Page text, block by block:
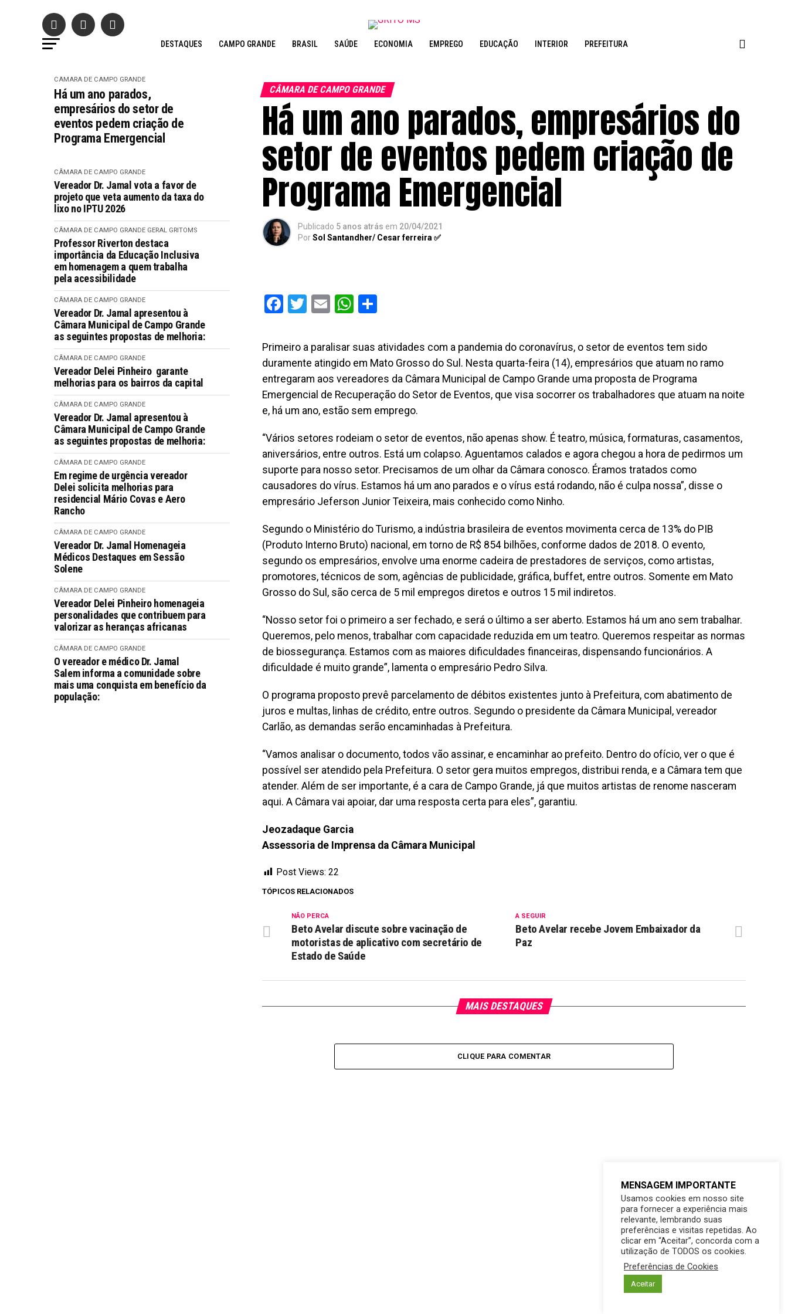
DESTAQUES CAMPO GRANDE BRASIL SAÚDE ECONOMIA EMPREGO EDUCAÇÃO INTERIOR PREFEITURA
CÂMARA DE CAMPO GRANDE
Há um ano parados,
empresários do setor de
eventos pedem criação de
Programa Emergencial
CÂMARA DE CAMPO GRANDE
Vereador Dr. Jamal vota a favor de
projeto que veta aumento da taxa do
lixo no IPTU 2026
CÂMARA DE CAMPO GRANDE GERAL GRITOMS
Professor Riverton destaca
importância da Educação Inclusiva
em homenagem a quem trabalha
pela acessibilidade
CÂMARA DE CAMPO GRANDE
Vereador Dr. Jamal apresentou à
Câmara Municipal de Campo Grande
as seguintes propostas de melhoria:
CÂMARA DE CAMPO GRANDE
Vereador Delei Pinheiro garante
melhorias para os bairros da capital
CÂMARA DE CAMPO GRANDE
Vereador Dr. Jamal apresentou à
Câmara Municipal de Campo Grande
as seguintes propostas de melhoria:
CÂMARA DE CAMPO GRANDE
Em regime de urgência vereador
Delei solicita melhorias para
residencial Mário Covas e Aero
Rancho
CÂMARA DE CAMPO GRANDE
Vereador Dr. Jamal Homenageia
Médicos Destaques em Sessão
Solene
CÂMARA DE CAMPO GRANDE
Vereador Delei Pinheiro homenageia
personalidades que contribuem para
valorizar as heranças africanas
CÂMARA DE CAMPO GRANDE
O vereador e médico Dr. Jamal
Salem informa a comunidade sobre
mais uma conquista em benefício da
população:
CÂMARA DE CAMPO GRANDE
Há um ano parados, empresários do
setor de eventos pedem criação de
Programa Emergencial
Publicado 5 anos atrás em 20/04/2021
PorSol Santandher/ Cesar ferreira ✅
Facebook
Twitter
EmailWhatsApp
Primeiro a paralisar suas atividades com a pandemia do coronavírus, o setor de eventos tem sido
duramente atingido em Mato Grosso do Sul. Nesta quarta-feira (14), empresários que atuam no ramo
entregaram aos vereadores da Câmara Municipal de Campo Grande uma proposta de Programa
Emergencial de Recuperação do Setor de Eventos, que visa socorrer os trabalhadores que atuam na noite
e, há um ano, estão sem emprego.
“Vários setores rodeiam o setor de eventos, não apenas show. É teatro, música, formaturas, casamentos,
aniversários, entre outros. Está um colapso. Aguentamos calados e agora chegou a hora de pedirmos um
suporte para nosso setor. Precisamos de um olhar da Câmara conosco. Éramos tratados como
causadores do vírus. Estamos há um ano parados e o vírus está rodando, não é culpa nossa”, disse o
empresário Jeferson Junior Teixeira, mais conhecido como Ninho.
Segundo o Ministério do Turismo, a indústria brasileira de eventos movimenta cerca de 13% do PIB
(Produto Interno Bruto) nacional, em torno de R$ 854 bilhões, conforme dados de 2018. O evento,
segundo os empresários, envolve uma enorme cadeira de prestadores de serviços, como artistas,
promotores, técnicos de som, agências de publicidade, gráfica, buffet, entre outros. Somente em Mato
Grosso do Sul, são cerca de 5 mil empregos diretos e outros 15 mil indiretos.
“Nosso setor foi o primeiro a ser fechado, e será o último a ser aberto. Estamos há um ano sem trabalhar.
Queremos, pelo menos, trabalhar com capacidade reduzida em um teatro. Queremos respeitar as normas
de biossegurança. Estamos com as maiores dificuldades financeiras, dispensando funcionários. A
dificuldade é muito grande”, lamenta o empresário Pedro Silva.
O programa proposto prevê parcelamento de débitos existentes junto à Prefeitura, com abatimento de
juros e multas, linhas de crédito, entre outros. Segundo o presidente da Câmara Municipal, vereador
Carlão, as demandas serão encaminhadas à Prefeitura.
“Vamos analisar o documento, todos vão assinar, e encaminhar ao prefeito. Dentro do ofício, ver o que é
possível ser atendido pela Prefeitura. O setor gera muitos empregos, distribui renda, e a Câmara tem que
atender. Além de ser importante, é a cara de Campo Grande, já que muitos artistas de renome nasceram
aqui. A Câmara vai apoiar, dar uma resposta certa para eles”, garantiu.
Jeozadaque Garcia
Assessoria de Imprensa da Câmara Municipal
Post Views: 22
TÓPICOS RELACIONADOS
A SEGUIR
Beto Avelar recebe Jovem Embaixador da
Paz
NÃO PERCA
Beto Avelar discute sobre vacinação de
motoristas de aplicativo com secretário de
Estado de Saúde
MAIS DESTAQUES
CLIQUE PARA COMENTAR
MENSAGEM IMPORTANTE
Usamos cookies em nosso site
para fornecer a experiência mais
relevante, lembrando suas
preferências e visitas repetidas. Ao
clicar em “Aceitar”, concorda com a
utilização de TODOS os cookies.
Preferências de Cookies
Aceitar